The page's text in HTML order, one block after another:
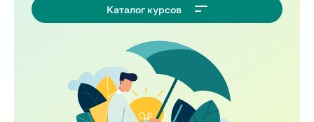
Каталог курсов